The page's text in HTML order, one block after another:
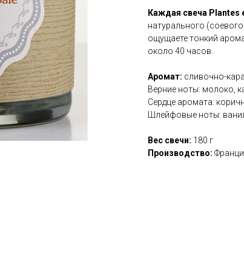
Каждая свеча Plantes
натурального
ощущаете тонкий
около 40 часов.
Аромат: сливочно-
Верние ноты: молоко,
Сердце аромата:
Шлейфовые ноты:
Вес свечи: 180 г
Производство: